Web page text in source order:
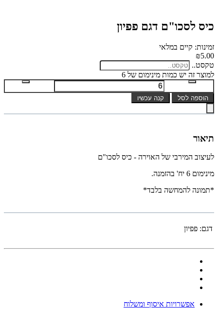
כיס לסכו"ם דגם פפיון
זמינות: קיים במלאי
₪5.00
טקסט..
למוצר זה יש כמות מינימום של 6
הוספה לסל קנה עכשיו
תיאור
לעיצוב המירבי של האוירה - כיס לסכו"ם
מינימום 6 יח' בהזמנה.
*תמונה להמחשה בלבד*
דגם: פפיון
אפשרויות איסוף ומשלוח